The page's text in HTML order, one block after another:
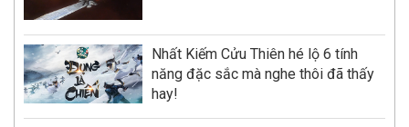
Nhất Kiếm Cửu Thiên hé lộ 6 tính
năng đặc sắc mà nghe thôi đã thấy
hay!